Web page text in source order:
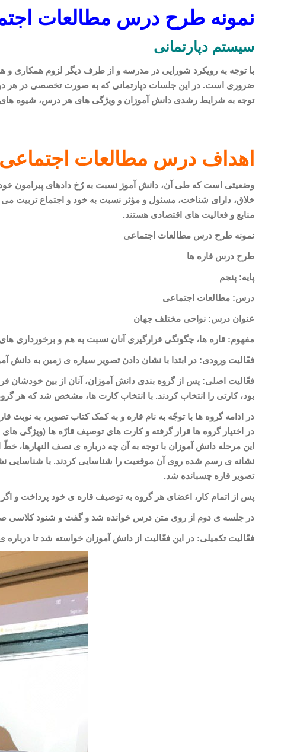
نمونه طرح درس مطالعات
سیستم دپارتمانی
با توجه به رویکرد شورایی در مدرسه و از طرف دیگر لزوم همکاری
ضروری است. در این جلسات دپارتمانی که به صورت تخصصی در هر
توجه به شرایط رشدی دانش آموزان و ویژگی های هر درس، شیوه های
اهداف درس مطالعات اجتماعی
وضعیتی است که طی آن، دانش آموز نسبت به رُخ دادهای پیرامون
خلاق، دارای شناخت، مسئول و مؤثر نسبت به خود و اجتماع تربیت
منابع و فعالیت های اقتصادی هستند.
نمونه طرح درس مطالعات اجتماعی
طرح درس قاره ها
پایه: پنجم
درس: مطالعات اجتماعی
عنوان درس: نواحی مختلف جهان
مفهوم: قاره ها، چگونگی قرارگیری آنان نسبت به هم و برخورداری
فعّالیت ورودی: در ابتدا با نشان دادن تصویر سیاره ی زمین به دانش
فعّالیت اصلی: پس از گروه بندی دانش آموزان، آنان از بین خودشان
بود، کارتی را انتخاب کردند. با انتخاب کارت ها، مشخص شد که هر گروه
در ادامه گروه ها با توجّه به نام قاره و به کمک کتاب تصویر، به نوبت
در اختیار گروه ها قرار گرفته و کارت های توصیف قارّه ها (ویژگی های
این مرحله دانش آموزان با توجه به آن چه درباره ی نصف النهارها،
نشانه ی رسم شده روی آن موقعیت را شناسایی کردند. با شناسایی
تصویر قاره چسبانده شد.
پس از اتمام کار، اعضای هر گروه به توصیف قاره ی خود پرداخت و اگر
در جلسه ی دوم از روی متن درس خوانده شد و گفت و شنود کلاسی
فعّالیت تکمیلی: در این فعّالیت از دانش آموزان خواسته شد تا درباره